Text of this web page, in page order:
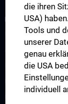
BENUTZUNG
Infos zur Benutzung
Internetzugang im
Benutzung via
die ihren
USA)
Tools und
unserer
genau
die USA
individuell